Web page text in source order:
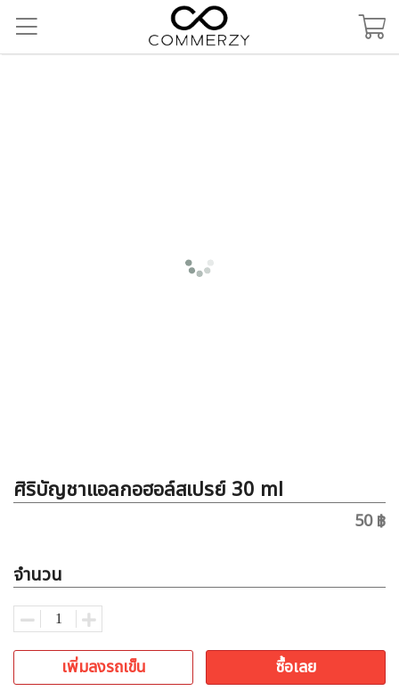
ศิริบัญชาแอลกอฮอล์สเปรย์ 30 ml
50 ฿
จำนวน
เพิ่มลงรถเข็น ซื้อเลย